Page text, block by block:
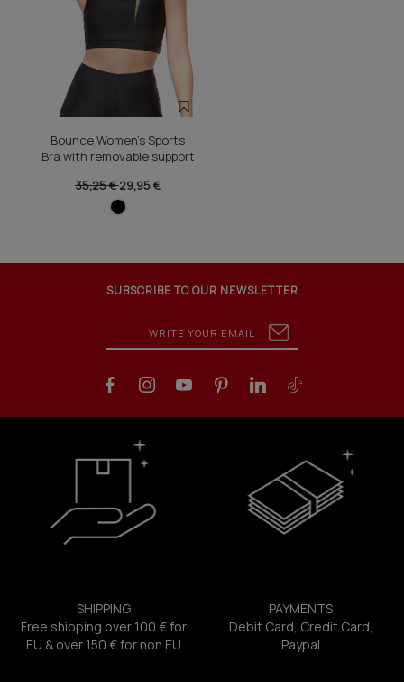
Bounce Women's Sports
Bra with removable support
35,25 €29,95 €
SUBSCRIBE TO OUR NEWSLETTER
SHIPPING
Free shipping over 100 € for
EU & over 150 € for non EU
PAYMENTS
Debit Card, Credit Card,
Paypal